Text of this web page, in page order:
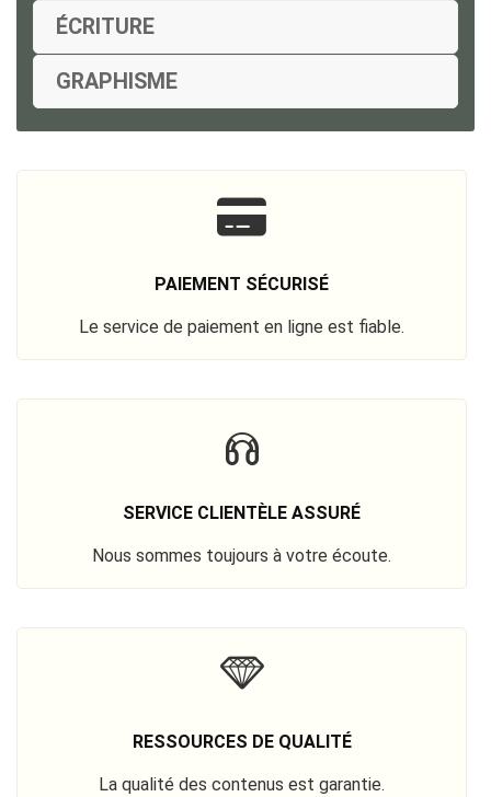
ÉCRITURE
GRAPHISME
PAIEMENT SÉCURISÉ
Le service de paiement en ligne est fiable.
SERVICE CLIENTÈLE ASSURÉ
Nous sommes toujours à votre écoute.
RESSOURCES DE QUALITÉ
La qualité des contenus est garantie.